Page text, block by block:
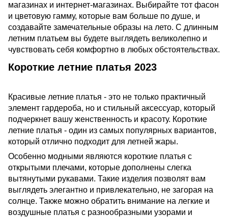
магазинах и интернет-магазинах. Выбирайте тот фасон
и цветовую гамму, которые вам больше по душе, и
создавайте замечательные образы на лето. С длинным
летним платьем вы будете выглядеть великолепно и
чувствовать себя комфортно в любых обстоятельствах.
Короткие летние платья 2023
Красивые летние платья - это не только практичный
элемент гардероба, но и стильный аксессуар, который
подчеркнет вашу женственность и красоту. Короткие
летние платья - один из самых популярных вариантов,
который отлично подходит для летней жары.
Особенно модными являются короткие платья с
открытыми плечами, которые дополнены слегка
вытянутыми рукавами. Такие изделия позволят вам
выглядеть элегантно и привлекательно, не загорая на
солнце. Также можно обратить внимание на легкие и
воздушные платья с разнообразными узорами и